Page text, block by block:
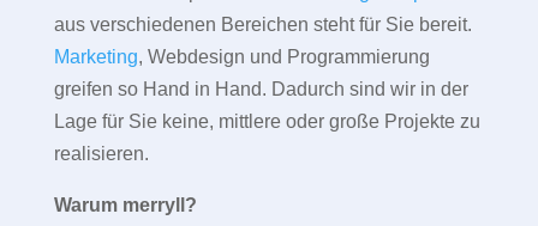
aus verschiedenen Bereichen steht für Sie bereit.
Marketing, Webdesign und Programmierung
greifen so Hand in Hand. Dadurch sind wir in der
Lage für Sie keine, mittlere oder große Projekte zu
realisieren.
Warum merryll?